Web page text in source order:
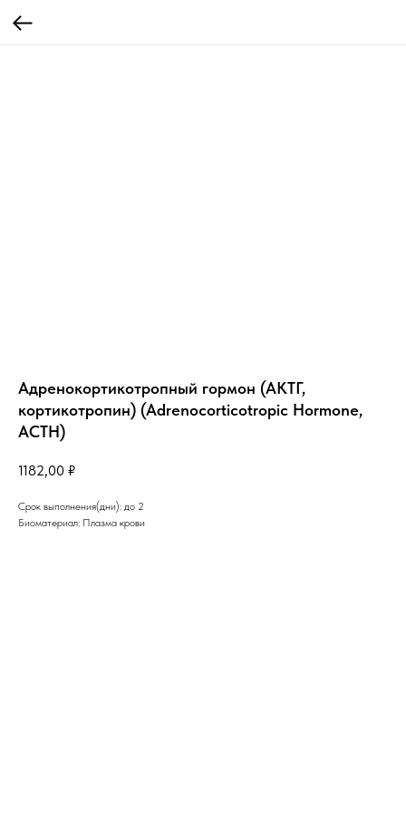
Адренокортикотропный гормон (АКТГ,
кортикотропин) (Adrenocorticotropic Hormone,
ACTH)
1182,00 ₽
Срок выполнения(дни): до 2
Биоматериал: Плазма крови